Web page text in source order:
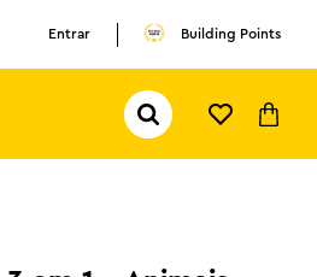
Entrar Building Points
Pesquisar...